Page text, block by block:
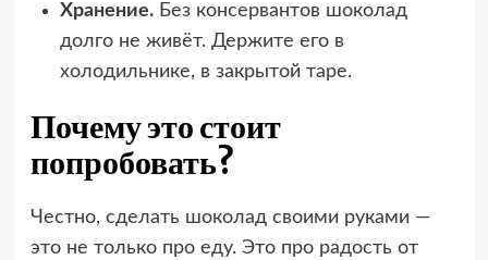
Хранение.Без консервантов шоколад
долго не живёт. Держите его в
холодильнике, в закрытой таре.
Почему это стоит
попробовать?
Честно, сделать шоколад своими руками —
это не только про еду. Это про радость от